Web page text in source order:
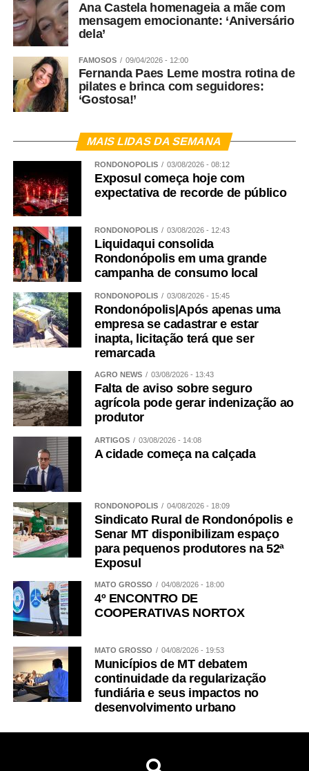
Ana Castela homenageia a mãe com
mensagem emocionante: ‘Aniversário
dela’
FAMOSOS 09/04/2026 - 12:00
Fernanda Paes Leme mostra rotina de
pilates e brinca com seguidores:
‘Gostosa!’
MAIS LIDAS DA SEMANA
RONDONÓPOLIS 03/08/2026 - 08:12
Exposul começa hoje com
expectativa de recorde de público
RONDONÓPOLIS 03/08/2026 - 12:43
Liquidaqui consolida
Rondonópolis em uma grande
campanha de consumo local
RONDONÓPOLIS 03/08/2026 - 15:45
Rondonópolis|Após apenas uma
empresa se cadastrar e estar
inapta, licitação terá que ser
remarcada
AGRO NEWS 03/08/2026 - 13:43
Falta de aviso sobre seguro
agrícola pode gerar indenização ao
produtor
ARTIGOS 03/08/2026 - 14:08
A cidade começa na calçada
RONDONÓPOLIS 04/08/2026 - 18:09
Sindicato Rural de Rondonópolis e
Senar MT disponibilizam espaço
para pequenos produtores na 52ª
Exposul
MATO GROSSO 04/08/2026 - 18:00
4º ENCONTRO DE
COOPERATIVAS NORTOX
MATO GROSSO 04/08/2026 - 19:53
Municípios de MT debatem
continuidade da regularização
fundiária e seus impactos no
desenvolvimento urbano